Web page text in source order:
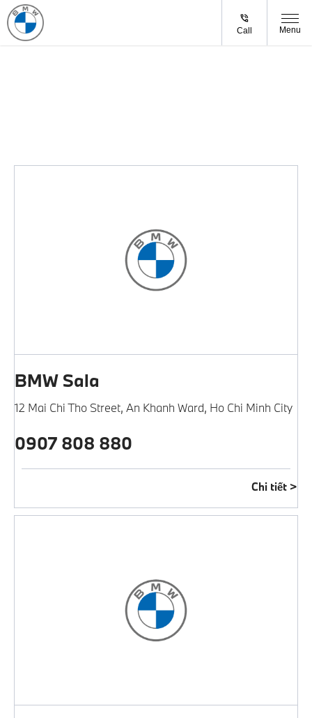
Call Menu
BMW Sala
12 Mai Chi Tho Street, An Khanh Ward, Ho Chi Minh City
0907 808 880
Chi tiết